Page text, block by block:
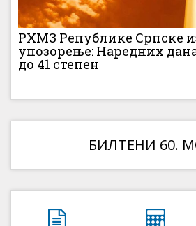
РХМЗ Републике Српске
упозорење: Наредних
до 41 степен
БИЛТЕНИ 60.